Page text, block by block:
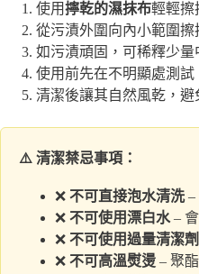
使用擰乾的濕抹布輕輕擦
從污漬外圍向內小範圍擦
如污漬頑固，可稀釋少量
使用前先在不明顯處測試
清潔後讓其自然風乾，避
⚠️ 清潔禁忌事項：
❌ 不可直接泡水清洗–
❌ 不可使用漂白水–
❌ 不可使用過量清潔劑
❌ 不可高溫熨燙 – 聚